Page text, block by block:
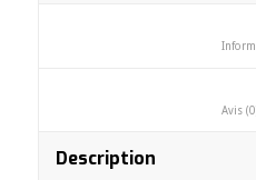
Description